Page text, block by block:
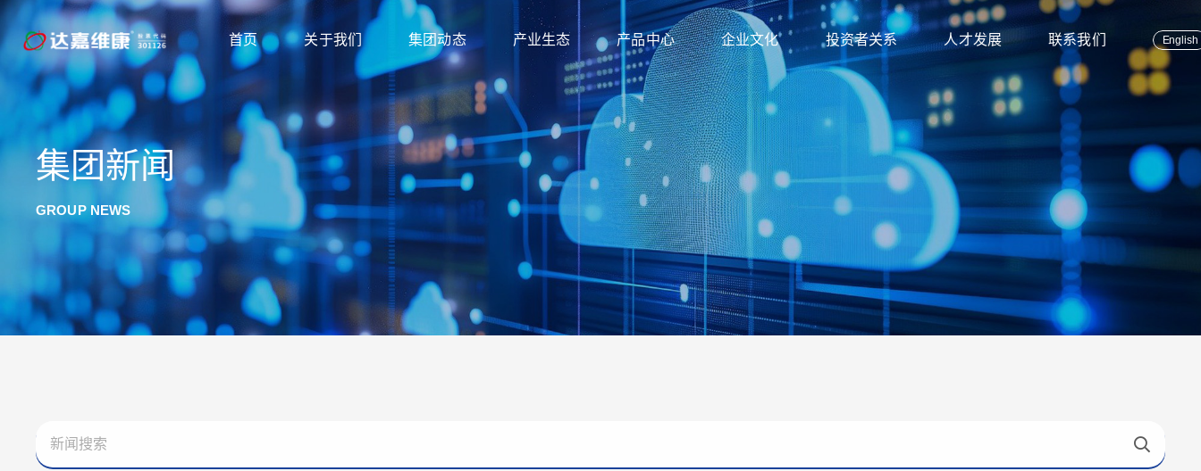
首页 关于我们 集团动态 产业生态 产品中心 企业文化 投资者关系 人才发展 联系我们 English
集团新闻
GROUP NEWS